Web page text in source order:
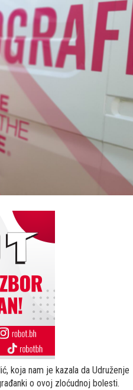
koja nam je kazala da Udruženje
o ovoj zloćudnoj bolesti.